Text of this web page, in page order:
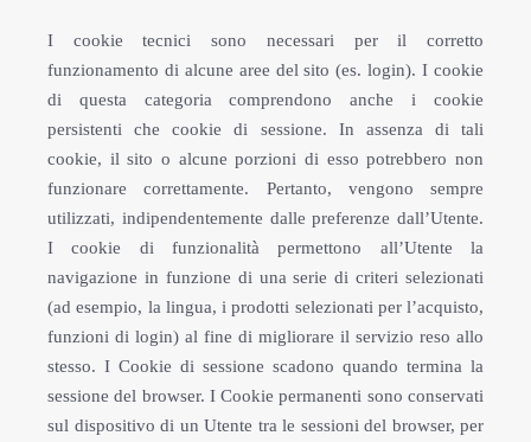
I cookie tecnici sono necessari per il corretto
funzionamento di alcune aree del sito (es. login). I cookie
di questa categoria comprendono anche i cookie
persistenti che cookie di sessione. In assenza di tali
cookie, il sito o alcune porzioni di esso potrebbero non
funzionare correttamente. Pertanto, vengono sempre
utilizzati, indipendentemente dalle preferenze dall’Utente.
I cookie di funzionalità permettono all’Utente la
navigazione in funzione di una serie di criteri selezionati
(ad esempio, la lingua, i prodotti selezionati per l’acquisto,
funzioni di login) al fine di migliorare il servizio reso allo
stesso. I Cookie di sessione scadono quando termina la
sessione del browser. I Cookie permanenti sono conservati
sul dispositivo di un Utente tra le sessioni del browser, per